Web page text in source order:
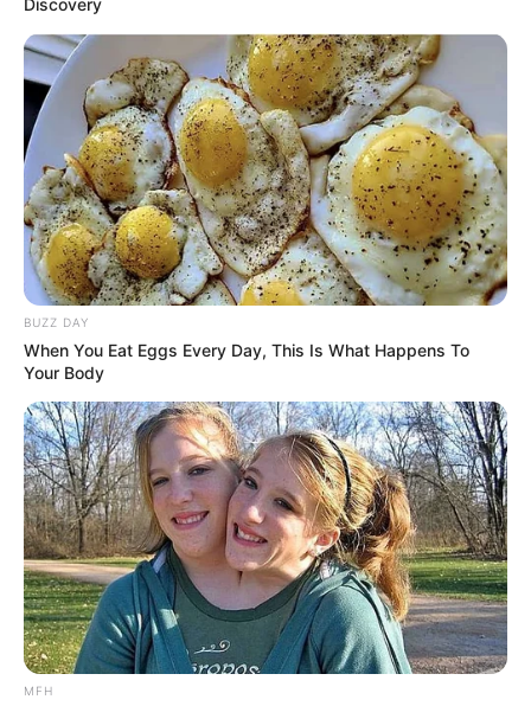
2. Dengan meja model melayang seperti ini bisa
hematbudget. Untuk membuatnya hanya butuh
papan yang lebar
Discovery
BUZZ DAY
When You Eat Eggs Every Day, This Is What Happens To
Your Body
MFH